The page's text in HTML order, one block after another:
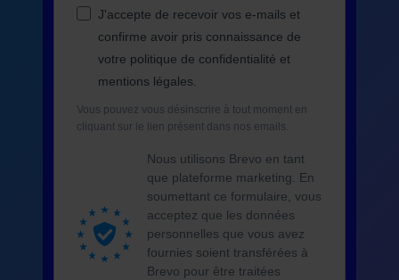
J'accepte de recevoir vos e-mails et
confirme avoir pris connaissance de
votre politique de confidentialité et
mentions légales.
Vous pouvez vous désinscrire à tout moment en
cliquant sur le lien présent dans nos emails.
Nous utilisons Brevo en tant
que plateforme marketing. En
soumettant ce formulaire, vous
acceptez que les données
personnelles que vous avez
fournies soient transférées à
Brevo pour être traitées